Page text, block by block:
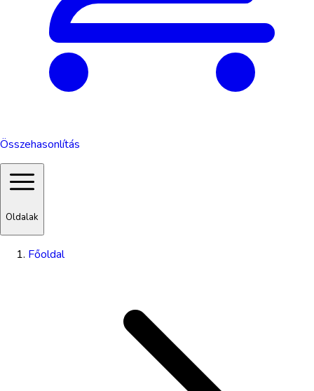
Összehasonlítás
Oldalak
Főoldal